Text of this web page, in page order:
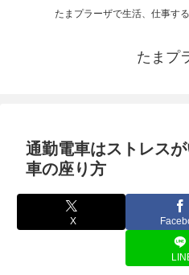
たまプラーザで生活、仕事す
たまプ
通勤電車はストレス
車の座り方
X